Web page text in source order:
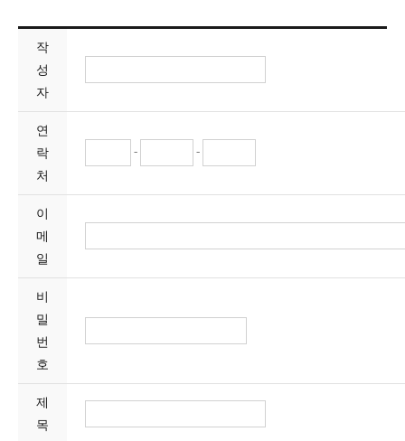
작
성
자
연
락
처
- -
이
메
일
비
밀
번
호
제
목